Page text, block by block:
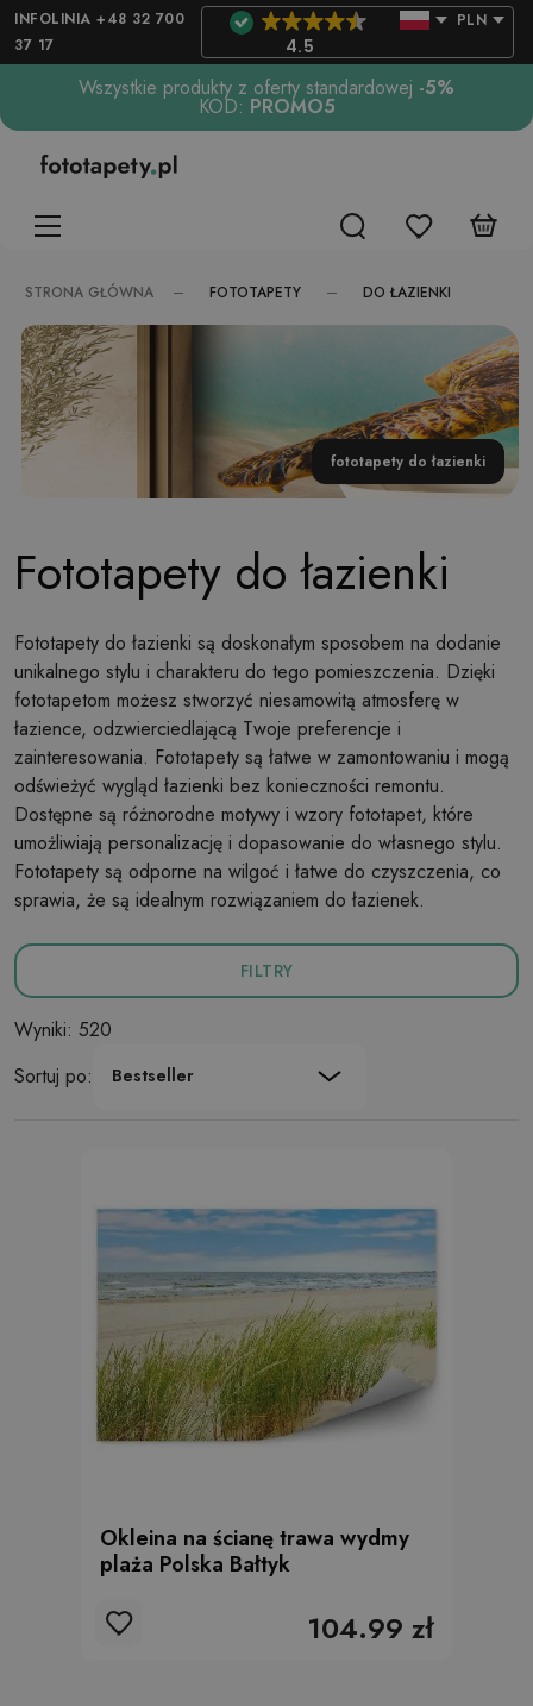
INFOLINIA +48 32 700
37 17
4.5
PLN
Wszystkie produkty z oferty standardowej -5%
KOD: PROMO5
STRONA GŁÓWNA FOTOTAPETY DO ŁAZIENKI
fototapety do łazienki
Fototapety do łazienki
Fototapety do łazienki są doskonałym sposobem na dodanie
unikalnego stylu i charakteru do tego pomieszczenia. Dzięki
fototapetom możesz stworzyć niesamowitą atmosferę w
łazience, odzwierciedlającą Twoje preferencje i
zainteresowania. Fototapety są łatwe w zamontowaniu i mogą
odświeżyć wygląd łazienki bez konieczności remontu.
Dostępne są różnorodne motywy i wzory fototapet, które
umożliwiają personalizację i dopasowanie do własnego stylu.
Fototapety są odporne na wilgoć i łatwe do czyszczenia, co
sprawia, że są idealnym rozwiązaniem do łazienek.
FILTRY
Wyniki: 520
Sortuj po:
Bestseller
Okleina na ścianę trawa wydmy
plaża Polska Bałtyk
104.99 zł